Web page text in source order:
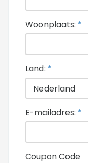
Woonplaats: *
Land: *
E-mailadres: *
Coupon Code